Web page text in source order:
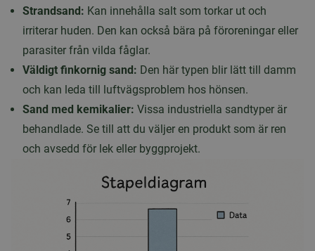
Strandsand: Kan innehålla salt som torkar ut och
irriterar huden. Den kan också bära på föroreningar eller
parasiter från vilda fåglar.
Väldigt finkornig sand: Den här typen blir lätt till damm
och kan leda till luftvägsproblem hos hönsen.
Sand med kemikalier: Vissa industriella sandtyper är
behandlade. Se till att du väljer en produkt som är ren
och avsedd för lek eller byggprojekt.